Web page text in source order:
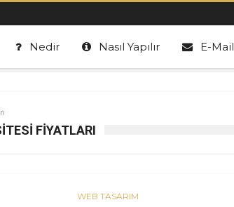
Nedir Nasıl Yapılır E-Mail
FIYATLARI
WEB TASARIM